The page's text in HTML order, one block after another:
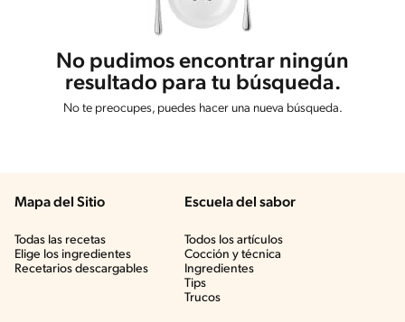
No pudimos encontrar ningún
resultado para tu búsqueda.
No te preocupes, puedes hacer una nueva búsqueda.
Mapa del Sitio
Todas las recetas
Elige los ingredientes
Recetarios descargables
Escuela del sabor
Todos los artículos
Cocción y técnica
Ingredientes
Tips
Trucos